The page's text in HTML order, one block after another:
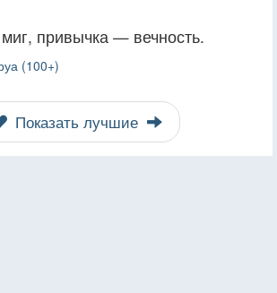
привычка — вечность.
(100+)
Показать лучшие